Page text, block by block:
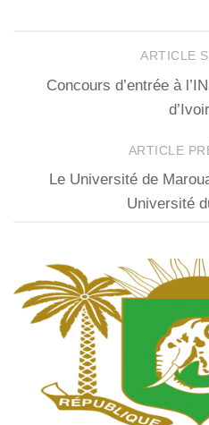
ARTICLE
Concours d’entrée à
ARTICLE
Le Université de
Université